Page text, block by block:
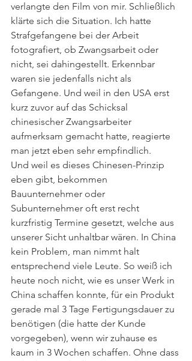
verlangte den Film von mir. Schließlich
klärte sich die Situation. Ich hatte
Strafgefangene bei der Arbeit
fotografiert, ob Zwangsarbeit oder
nicht, sei dahingestellt. Erkennbar
waren sie jedenfalls nicht als
Gefangene. Und weil in den USA erst
kurz zuvor auf das Schicksal
chinesischer Zwangsarbeiter
aufmerksam gemacht hatte, reagierte
man jetzt eben sehr empfindlich.
Und weil es dieses Chinesen-Prinzip
eben gibt, bekommen
Bauunternehmer oder
Subunternehmer oft erst recht
kurzfristig Termine gesetzt, welche aus
unserer Sicht unhaltbar wären. In China
kein Problem, man nimmt halt
entsprechend viele Leute. So weiß ich
heute noch nicht, wie es unser Werk in
China schaffen konnte, für ein Produkt
gerade mal 3 Tage Fertigungsdauer zu
benötigen (die hatte der Kunde
vorgegeben), wenn wir zuhause es
kaum in 3 Wochen schaffen. Ohne dass